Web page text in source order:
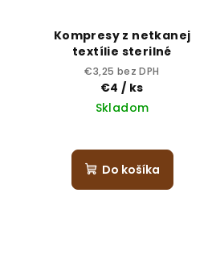
Kompresy z netkanej
textílie sterilné
€3,25 bez DPH
€4/ ks
Skladom
Do košíka